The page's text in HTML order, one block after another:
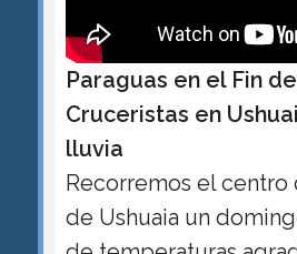
Paraguas en el Fin
Cruceristas en
lluvia
Recorremos el centro
de Ushuaia un